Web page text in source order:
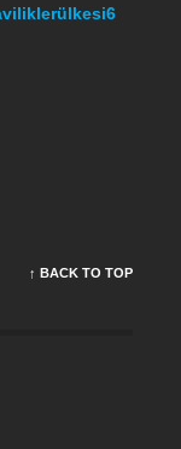
↑ BACK TO TOP